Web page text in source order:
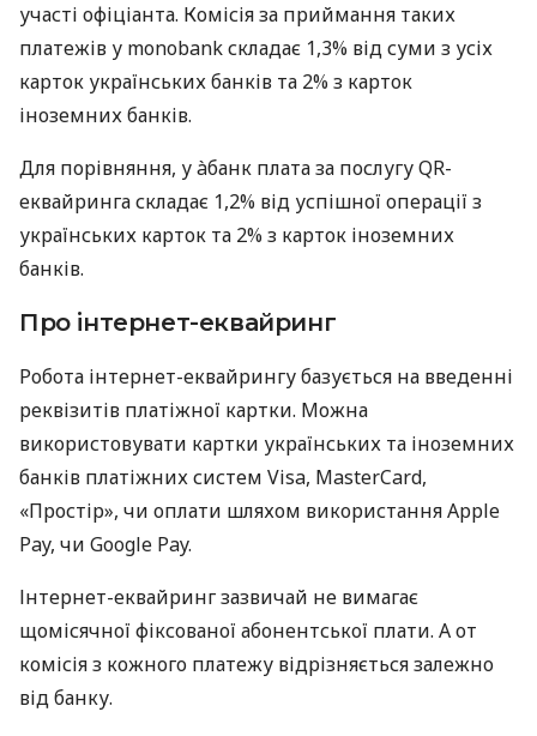
участі офіціанта. Комісія за приймання таких
платежів у monobank складає 1,3% від суми з усіх
карток українських банків та 2% з карток
іноземних банків.
Для порівняння, у àбанк плата за послугу QR-
еквайринга складає 1,2% від успішної операції з
українських карток та 2% з карток іноземних
банків.
Про інтернет-еквайринг
Робота інтернет-еквайрингу базується на введенні
реквізитів платіжної картки. Можна
використовувати картки українських та іноземних
банків платіжних систем Visa, MasterCard,
«Простір», чи оплати шляхом використання Apple
Pay, чи Google Pay.
Інтернет-еквайринг зазвичай не вимагає
щомісячної фіксованої абонентської плати. А от
комісія з кожного платежу відрізняється залежно
від банку.